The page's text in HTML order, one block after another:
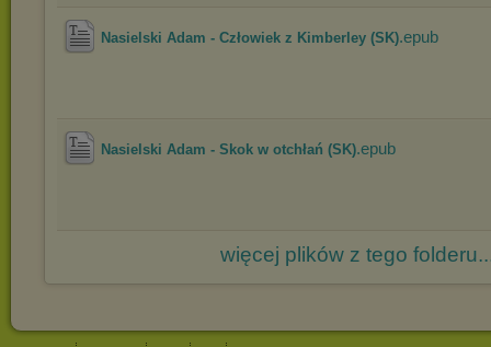
Nasielski Adam - Człowiek z Kimberley (SK).epub
Nasielski Adam - Skok w otchłań (SK).epub
więcej plików z tego